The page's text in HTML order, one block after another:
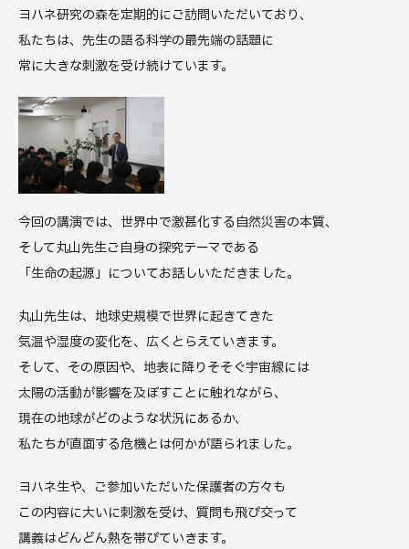
ヨハネ研究の森を定期的にご訪問いただいており、
私たちは、先生の語る科学の最先端の話題に
常に大きな刺激を受け続けています。
今回の講演では、世界中で激甚化する自然災害の本質、
そして丸山先生ご自身の探究テーマである
「生命の起源」についてお話しいただきました。
丸山先生は、地球史規模で世界に起きてきた
気温や湿度の変化を、広くとらえていきます。
そして、その原因や、地表に降りそそぐ宇宙線には
太陽の活動が影響を及ぼすことに触れながら、
現在の地球がどのような状況にあるか、
私たちが直面する危機とは何かが語られました。
ヨハネ生や、ご参加いただいた保護者の方々も
この内容に大いに刺激を受け、質問も飛び交って
講義はどんどん熱を帯びていきます。